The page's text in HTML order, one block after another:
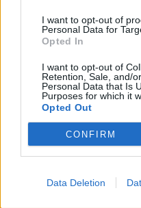
I want to opt-out of
Personal Data for
Opted In
I want to opt-out of
Retention, Sale, and/
Personal Data that Is
Purposes for which it
Opted Out
CONFIRM
Data Deletion
ahang
nyílt levél
Novák Katalin